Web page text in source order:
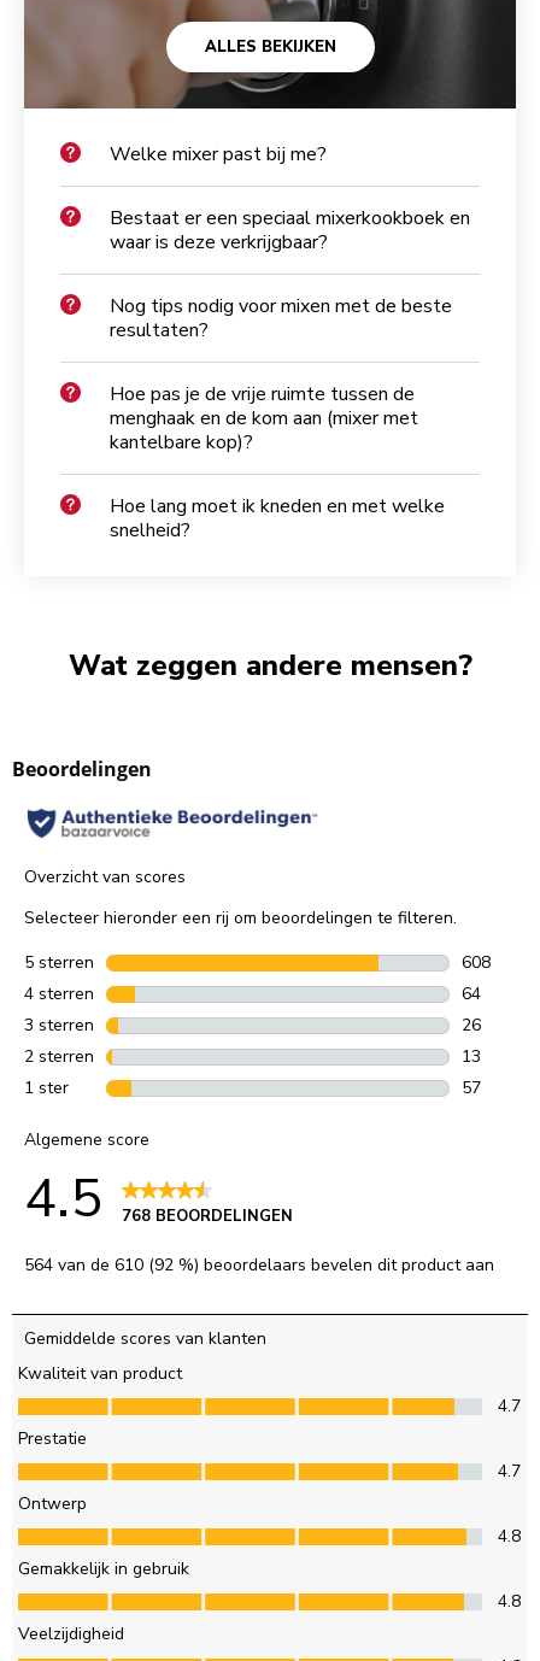
ALLES BEKIJKEN
Welke mixer past bij me?
Bestaat er een speciaal mixerkookboek en
waar is deze verkrijgbaar?
Nog tips nodig voor mixen met de beste
resultaten?
Hoe pas je de vrije ruimte tussen de
menghaak en de kom aan (mixer met
kantelbare kop)?
Hoe lang moet ik kneden en met welke
snelheid?
Wat zeggen andere mensen?